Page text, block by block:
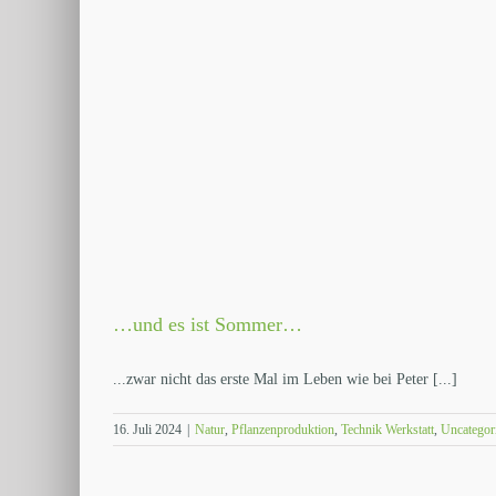
…und es ist Sommer…
...zwar nicht das erste Mal im Leben wie bei Peter [...]
16. Juli 2024 Natur, Pflanzenproduktion, Technik Werkstatt,